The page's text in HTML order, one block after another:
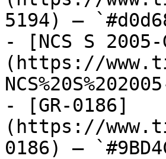
5194) —
- [NCS S 2005-
(https://
- [GR-0186]
(https://
0186) —